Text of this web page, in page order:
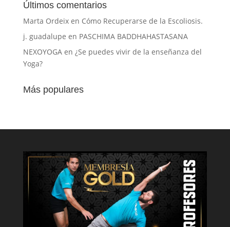
Últimos comentarios
Marta Ordeixen Cómo Recuperarse de la Escoliosis.
j. guadalupe en PASCHIMA BADDHAHASTASANA
NEXOYOGAen ¿Se puedes vivir de la enseñanza del
Yoga?
Más populares